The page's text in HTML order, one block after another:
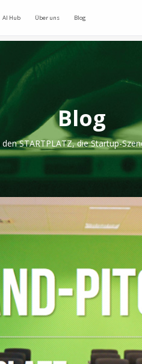
AI Hub Über uns Blog
Blog
STARTPLATZ, die Startup-